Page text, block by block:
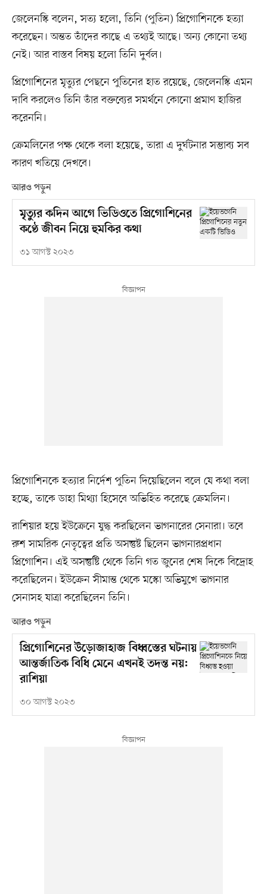
জেলেনস্কি বলেন, সত্য হলো, তিনি (পুতিন) প্রিগোশিনকে হত্যা
করেছেন। অন্তত তাঁদের কাছে এ তথ্যই আছে। অন্য কোনো তথ্য
নেই। আর বাস্তব বিষয় হলো তিনি দুর্বল।
প্রিগোশিনের মৃত্যুর পেছনে পুতিনের হাত রয়েছে, জেলেনস্কি এমন
দাবি করলেও তিনি তাঁর বক্তব্যের সমর্থনে কোনো প্রমাণ হাজির
করেননি।
ক্রেমলিনের পক্ষ থেকে বলা হয়েছে, তারা এ দুর্ঘটনার সম্ভাব্য সব
কারণ খতিয়ে দেখবে।
আরও পড়ুন
মৃত্যুর কদিন আগে ভিডিওতে প্রিগোশিনের
কণ্ঠে জীবন নিয়ে হুমকির কথা
৩১ আগস্ট ২০২৩
প্রিগোশিনকে হত্যার নির্দেশ পুতিন দিয়েছিলেন বলে যে কথা বলা
হচ্ছে, তাকে ডাহা মিথ্যা হিসেবে অভিহিত করেছে ক্রেমলিন।
রাশিয়ার হয়ে ইউক্রেনে যুদ্ধ করছিলেন ভাগনারের সেনারা। তবে
রুশ সামরিক নেতৃত্বের প্রতি অসন্তুষ্ট ছিলেন ভাগনারপ্রধান
প্রিগোশিন। এই অসন্তুষ্টি থেকে তিনি গত জুনের শেষ দিকে বিদ্রোহ
করেছিলেন। ইউক্রেন সীমান্ত থেকে মস্কো অভিমুখে ভাগনার
সেনাসহ যাত্রা করেছিলেন তিনি।
আরও পড়ুন
প্রিগোশিনের উড়োজাহাজ বিধ্বস্তের ঘটনায়
আন্তর্জাতিক বিধি মেনে এখনই তদন্ত নয়:
রাশিয়া
৩০ আগস্ট ২০২৩